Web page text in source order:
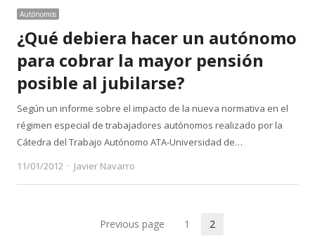
Autónomos
¿Qué debiera hacer un autónomo
para cobrar la mayor pensión
posible al jubilarse?
Según un informe sobre el impacto de la nueva normativa en el
régimen especial de trabajadores autónomos realizado por la
Cátedra del Trabajo Autónomo ATA-Universidad de…
11/01/2012
Author
Javier Navarro
PaginaciónPrevious page Page
1 2